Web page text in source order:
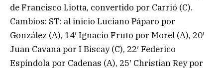
de Francisco Liotta, convertido por Carrió (C).
Cambios: ST: al inicio Luciano Páparo por
González (A), 14′ Ignacio Fruto por Morel (A), 20′
Juan Cavana por I Biscay (C), 22′ Federico
Espíndola por Cadenas (A), 25′ Christian Rey por